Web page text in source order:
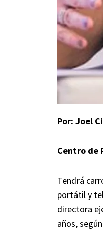
Por: Joel
Centro de
Tendrá
portátil y
directora
años,